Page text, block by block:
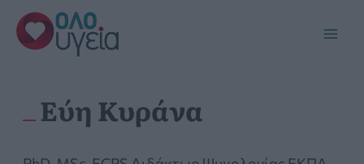
Μετάβαση
στο
περιεχόμενο
Εύη Κυράνα